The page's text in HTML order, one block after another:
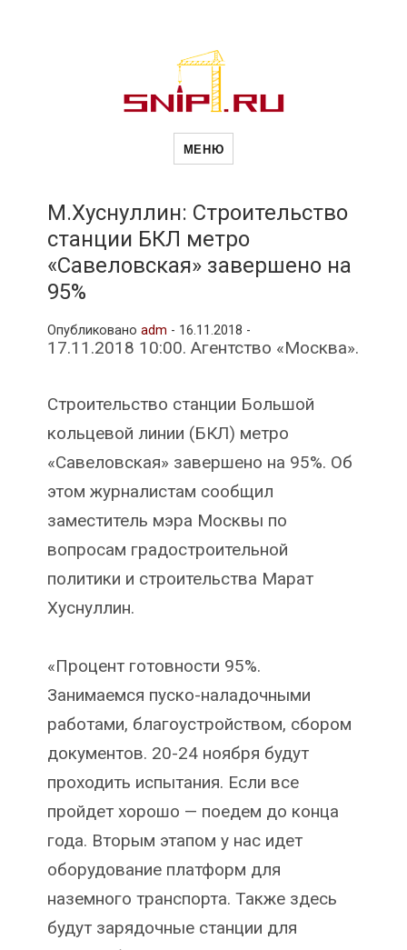
Новости
и
рубрики
МЕНЮ
М.Хуснуллин: Строительство
станции БКЛ метро
«Савеловская» завершено на
95%
Опубликовано adm - 16.11.2018 -
17.11.2018 10:00. Агентство «Москва».
Строительство станции Большой
кольцевой линии (БКЛ) метро
«Савеловская» завершено на 95%. Об
этом журналистам сообщил
заместитель мэра Москвы по
вопросам градостроительной
политики и строительства Марат
Хуснуллин.
«Процент готовности 95%.
Занимаемся пуско-наладочными
работами, благоустройством, сбором
документов. 20-24 ноября будут
проходить испытания. Если все
пройдет хорошо — поедем до конца
года. Вторым этапом у нас идет
оборудование платформ для
наземного транспорта. Также здесь
будут зарядочные станции для